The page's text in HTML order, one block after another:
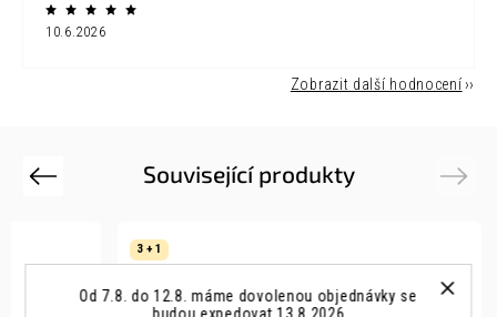
Od 7.8. do 12.8. máme dovolenou objednávky se
budou expedovat 13.8.2026
10.6.2026
Zobrazit další hodnocení
Související produkty
Previous
3 + 1
Next